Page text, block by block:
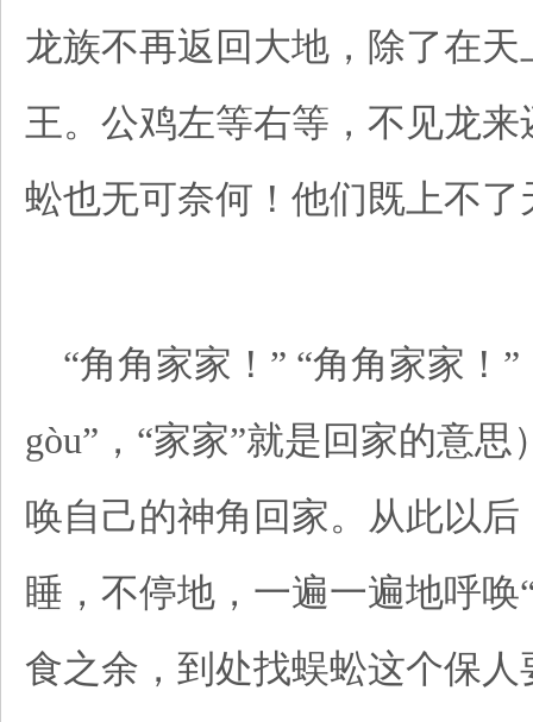
龙族不再返回大地，除了在
王。公鸡左等右等，不见龙
蚣也无可奈何！他们既上不
“角角家家！” “角角家家！”
gòu”，“家家”就是回家的意
唤自己的神角回家。从此以
睡，不停地，一遍一遍地呼
食之余，到处找蜈蚣这个保人